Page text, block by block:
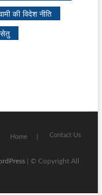
की विदेश नीति
Home Contact Us
| © Copyright All